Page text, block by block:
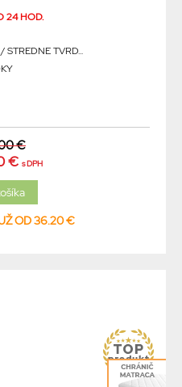
24 HOD.
STREDNE TVRD...
€
€ s DPH
OD 36.20 €